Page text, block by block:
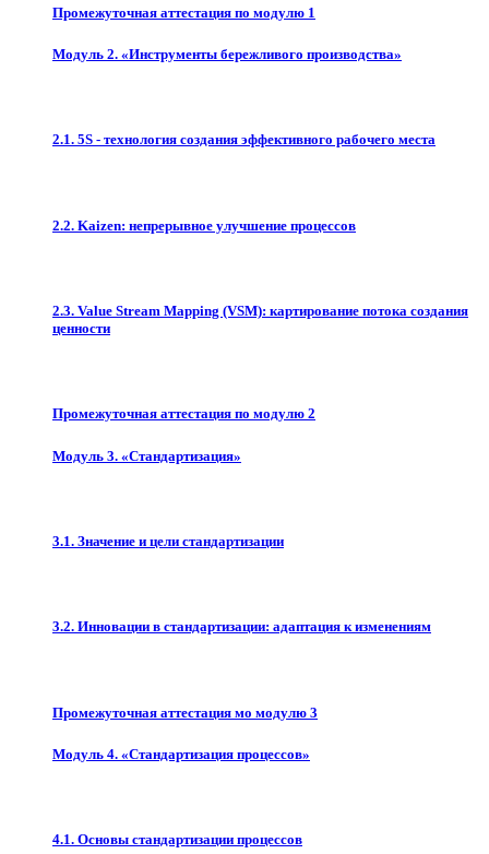
Промежуточная аттестация по модулю 1
Модуль 2. «Инструменты бережливого производства»
2.1. 5S - технология создания эффективного рабочего места
2.2. Kaizen: непрерывное улучшение процессов
2.3. Value Stream Mapping (VSM): картирование потока создания
ценности
Промежуточная аттестация по модулю 2
Модуль 3. «Стандартизация»
3.1. Значение и цели стандартизации
3.2. Инновации в стандартизации: адаптация к изменениям
Промежуточная аттестация мо модулю 3
Модуль 4. «Стандартизация процессов»
4.1. Основы стандартизации процессов